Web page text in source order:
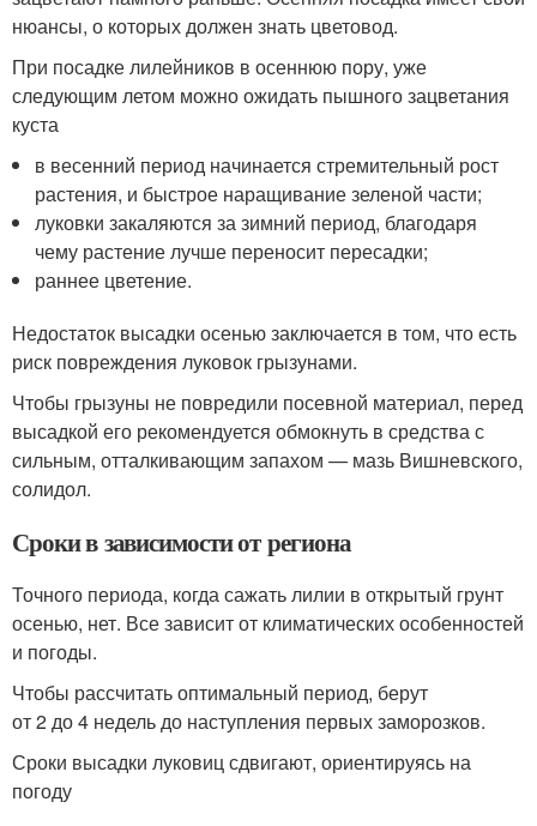
нюансы, о которых должен знать цветовод.
При посадке лилейников в осеннюю пору, уже
следующим летом можно ожидать пышного зацветания
куста
в весенний период начинается стремительный рост
растения, и быстрое наращивание зеленой части;
луковки закаляются за зимний период, благодаря
чему растение лучше переносит пересадки;
раннее цветение.
Недостаток высадки осенью заключается в том, что есть
риск повреждения луковок грызунами.
Чтобы грызуны не повредили посевной материал, перед
высадкой его рекомендуется обмокнуть в средства с
сильным, отталкивающим запахом — мазь Вишневского,
солидол.
Сроки в зависимости от региона
Точного периода, когда сажать лилии в открытый грунт
осенью, нет. Все зависит от климатических особенностей
и погоды.
Чтобы рассчитать оптимальный период, берут
от 2 до 4 недель до наступления первых заморозков.
Сроки высадки луковиц сдвигают, ориентируясь на
погоду